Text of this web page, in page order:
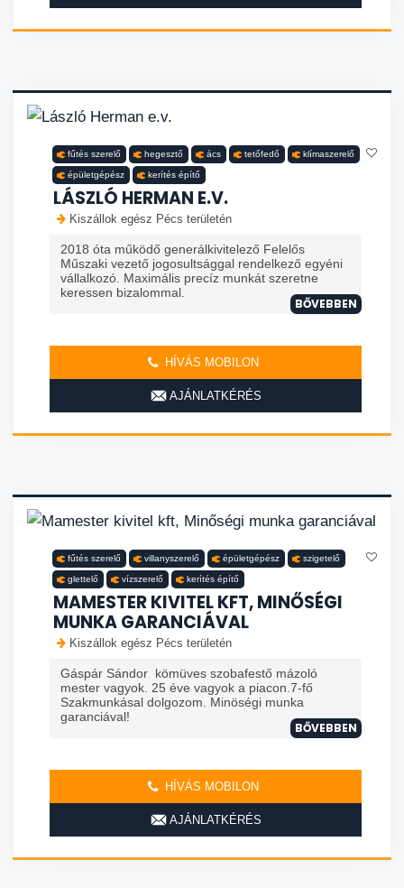
fűtés szerelő hegesztő ács tetőfedő klímaszerelő
épületgépész kerítés építő
LÁSZLÓ HERMAN E.V.
Kiszállok egész Pécs területén
2018 óta működő generálkivitelező Felelős
Műszaki vezető jogosultsággal rendelkező egyéni
vállalkozó. Maximális precíz munkát szeretne
keressen bizalommal.
BŐVEBBEN
HÍVÁS MOBILON
AJÁNLATKÉRÉS
fűtés szerelő villanyszerelő épületgépész szigetelő
glettelő vízszerelő kerítés építő
MAMESTER KIVITEL KFT, MINŐSÉGI
MUNKA GARANCIÁVAL
Kiszállok egész Pécs területén
Gáspár Sándor kömüves szobafestő mázoló
mester vagyok. 25 éve vagyok a piacon.7-fő
Szakmunkásal dolgozom. Minöségi munka
garanciával!
BŐVEBBEN
HÍVÁS MOBILON
AJÁNLATKÉRÉS